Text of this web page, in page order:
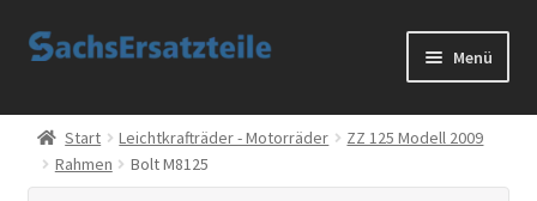
Zur
Zum
Menü
Start
AGB
Start Leichtkrafträder - Motorräder
ZZ 125 Modell 2009
Rahmen
Bolt M8125